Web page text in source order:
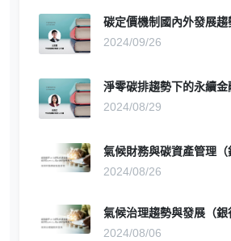
碳定價機制國內外發展趨
2024/09/26
淨零碳排趨勢下的永續
2024/08/29
氣候財務與碳資產管理（
2024/08/26
氣候治理趨勢與發展（銀
2024/08/06